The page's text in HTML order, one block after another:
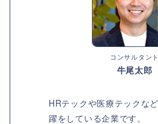
コンサルタント
牛尾太郎
HRテックや医療テックな
躍をしている企業です。